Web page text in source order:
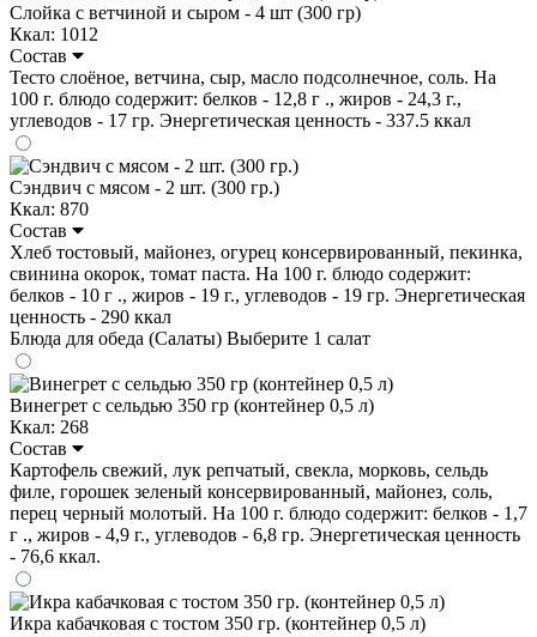
Слойка с ветчиной и сыром - 4 шт (300 гр)
Ккал: 1012
Состав
Тесто слоёное, ветчина, сыр, масло подсолнечное, соль. На
100 г. блюдо содержит: белков - 12,8 г ., жиров - 24,3 г.,
углеводов - 17 гр. Энергетическая ценность - 337.5 ккал
Сэндвич с мясом - 2 шт. (300 гр.)
Ккал: 870
Состав
Хлеб тостовый, майонез, огурец консервированный, пекинка,
свинина окорок, томат паста. На 100 г. блюдо содержит:
белков - 10 г ., жиров - 19 г., углеводов - 19 гр. Энергетическая
ценность - 290 ккал
Блюда для обеда (Салаты) Выберите 1 салат
Винегрет с сельдью 350 гр (контейнер 0,5 л)
Ккал: 268
Состав
Картофель свежий, лук репчатый, свекла, морковь, сельдь
филе, горошек зеленый консервированный, майонез, соль,
перец черный молотый. На 100 г. блюдо содержит: белков - 1,7
г ., жиров - 4,9 г., углеводов - 6,8 гр. Энергетическая ценность
- 76,6 ккал.
Икра кабачковая с тостом 350 гр. (контейнер 0,5 л)